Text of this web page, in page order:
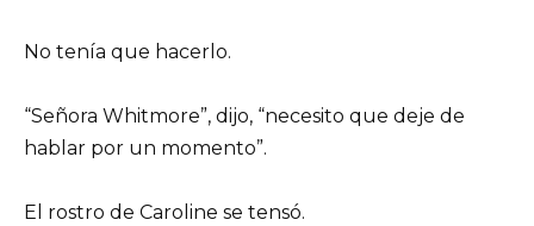
No tenía que hacerlo.
“Señora Whitmore”, dijo, “necesito que deje de
hablar por un momento”.
El rostro de Caroline se tensó.